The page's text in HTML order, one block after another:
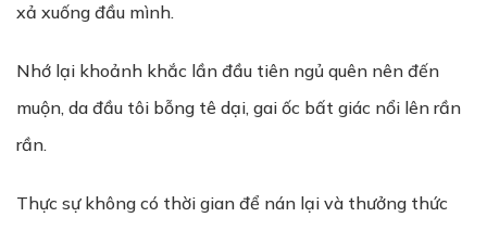
xả xuống đầu mình.
Nhớ lại khoảnh khắc lần đầu tiên ngủ quên nên đến
muộn, da đầu tôi bỗng tê dại, gai ốc bất giác nổi lên rần
rần.
Thực sự không có thời gian để nán lại và thưởng thức